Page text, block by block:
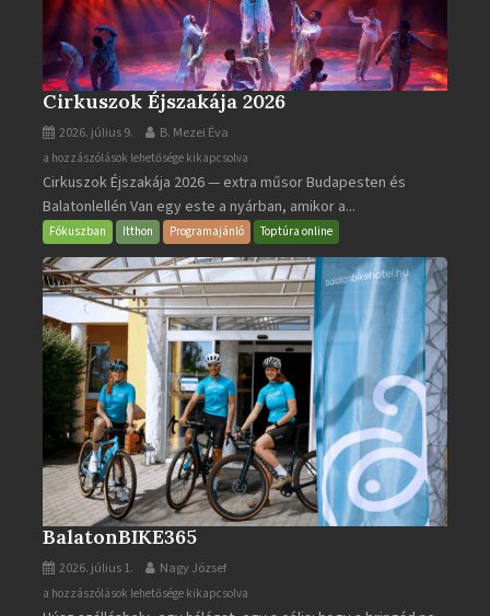
Cirkuszok Éjszakája 2026
2026. július 9. B. Mezei Éva
Cirkuszok
Éjszakája
2026
bejegyzéshez
a hozzászólások lehetősége kikapcsolva
Cirkuszok Éjszakája 2026 — extra műsor Budapesten és
Balatonlellén Van egy este a nyárban, amikor a...
Fókuszban Itthon Programajánló Toptúra online
BalatonBIKE365
2026. július 1. Nagy József
BalatonBIKE365
a hozzászólások lehetősége kikapcsolva